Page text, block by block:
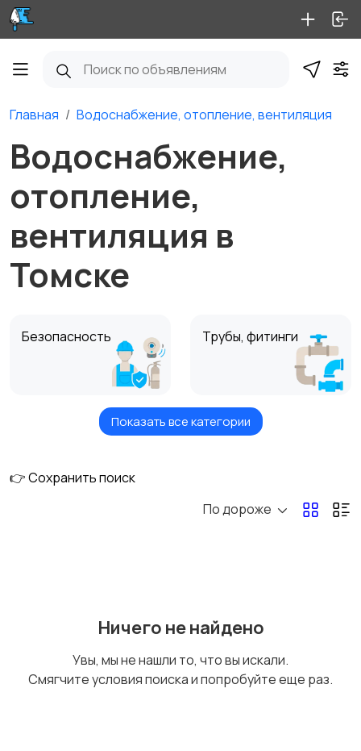
Главная Водоснабжение, отопление, вентиляция
Водоснабжение,
отопление,
вентиляция в
Томске
Безопасность Трубы, фитинги
Кондиционеры,
Сантехника и
Котлы, радиаторы,
климатического
оборудования
Показать все категории
👉 Сохранить поиск
По дороже
Ничего не найдено
Увы, мы не нашли то, что вы искали.
Смягчите условия поиска и попробуйте еще раз.